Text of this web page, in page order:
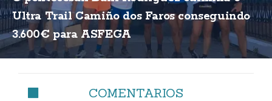
Ultra Trail Camiño dos Faros conseguindo
3.600€ para ASFEGA
COMENTARIOS